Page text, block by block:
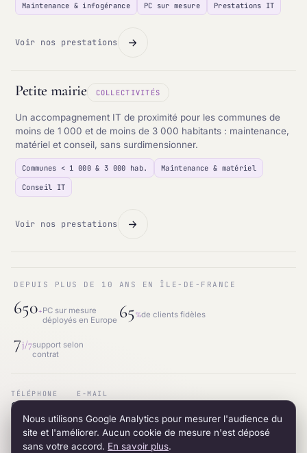
Maintenance & infogérance PC sur mesure Prestations IT
Voir nos prestations
Petite mairie COLLECTIVITÉS
Un accompagnement IT de proximité pour les communes de
moins de 1 000 et de moins de 3 000 habitants : maintenance,
matériel et conseil, sans surdimensionner.
Communes < 1 000 & 3 000 hab.
Maintenance & matériel
Conseil IT
Voir nos prestations
DEPUIS PLUS DE 10 ANS EN ÎLE-DE-FRANCE
650+PC sur mesure
déployés en Europe 65%de clients fidèles
7j/7support selon
contrat
TÉLÉPHONE
01.87.53.66.31
E-MAIL
ADRESSE
12 avenue du 8 mai 1945 · 95200 Sarcelles
RÉSEAU
LinkedIn
Nous utilisons Google Analytics pour mesurer l'audience du
site et l'améliorer. Aucun cookie de mesure n'est déposé
sans votre accord. En savoir plus.